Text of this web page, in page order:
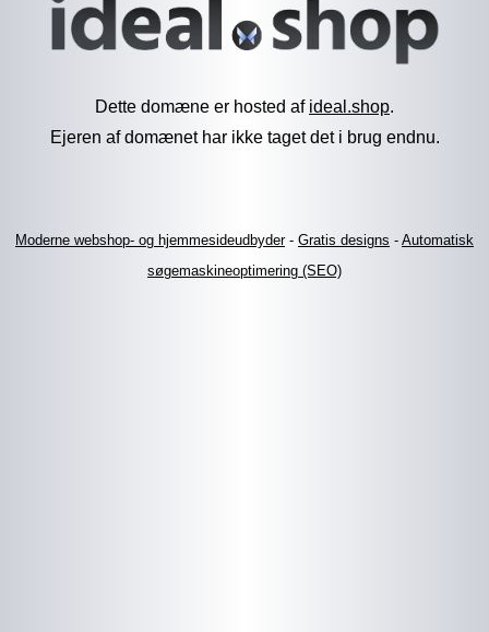
Dette domæne er hosted af ideal.shop.
Ejeren af domænet har ikke taget det i brug endnu.
Moderne webshop- og hjemmesideudbyder- Gratis designs - Automatisk
søgemaskineoptimering (SEO)